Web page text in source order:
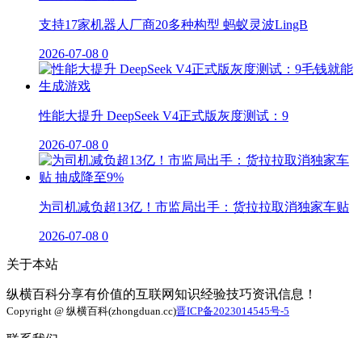
支持17家机器人厂商20多种构型 蚂蚁灵波LingB
2026-07-08 0
性能大提升 DeepSeek V4正式版灰度测试：9
2026-07-08 0
为司机减负超13亿！市监局出手：货拉拉取消独家车贴
2026-07-08 0
关于本站
纵横百科分享有价值的互联网知识经验技巧资讯信息！
Copyright @ 纵横百科(zhongduan.cc)晋ICP备2023014545号-5